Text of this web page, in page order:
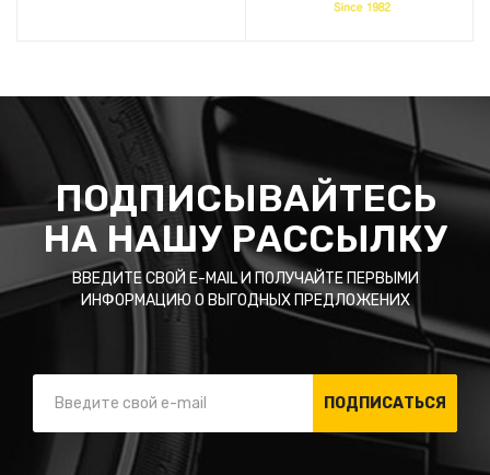
ПОДПИСЫВАЙТЕСЬ
НА НАШУ РАССЫЛКУ
ВВЕДИТЕ СВОЙ E-MAIL И ПОЛУЧАЙТЕ ПЕРВЫМИ
ИНФОРМАЦИЮ О ВЫГОДНЫХ ПРЕДЛОЖЕНИХ
ПОДПИСАТЬСЯ